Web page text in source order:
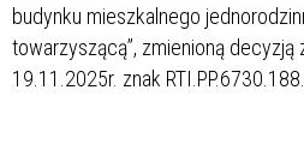
budynku mieszkalnego
towarzyszącą”, zmienioną decyzją
19.11.2025r. znak